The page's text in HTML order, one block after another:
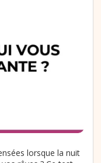
lorsque la nuit